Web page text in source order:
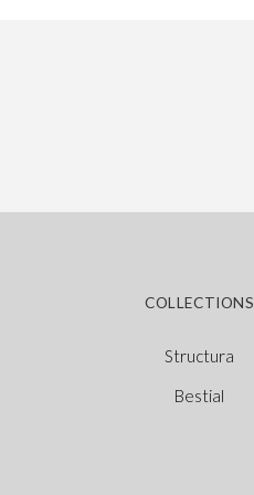
COLLECTIONS
Structura
Bestial